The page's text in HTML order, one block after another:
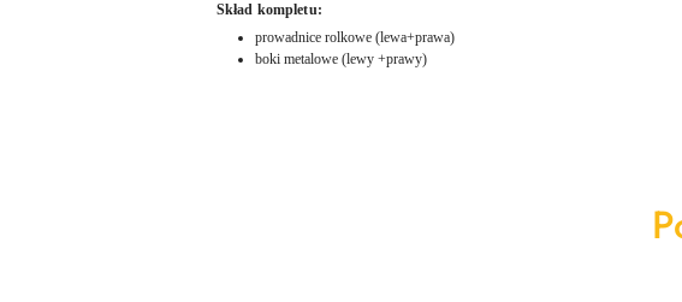
Skład kompletu:
prowadnice rolkowe (lewa+prawa)
boki metalowe (lewy +prawy)